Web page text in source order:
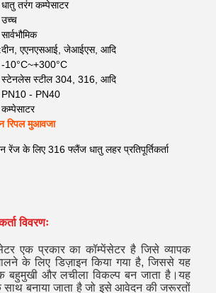
धातु तरंग कम्पेसाटर
उच्च
सार्वभौमिक
दीन, एएनएसआई, जेआईएस, आदि
-10°C~+300°C
स्टेनलेस स्टील 304, 316, आदि
PN10 - PN40
कम्पेसाटर
रिपल मुआवजा
रेंज के लिए 316 फ्लैंज धातु लहर प्रतिपूर्तिकर्ता
विवरणः
एक प्रकार का कॉम्पेंसेटर है जिसे व्यापक
के लिए डिज़ाइन किया गया है, जिससे यह
बहुमुखी और लचीला विकल्प बन जाता है।यह
बनाया जाता है जो इसे आवेदन की जरूरतों